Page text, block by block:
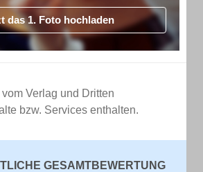
das 1. Foto hochladen
Verlag und Dritten
bzw. Services enthalten.
GESAMTBEWERTUNG